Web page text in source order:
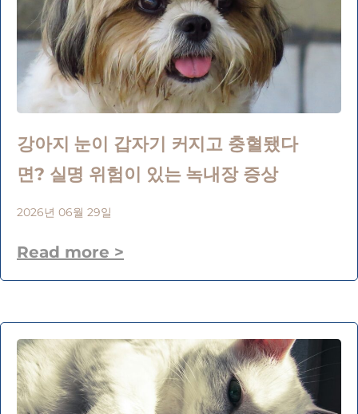
강아지 눈이 갑자기 커지고 충혈됐다
면? 실명 위험이 있는 녹내장 증상
2026년 06월 29일
Read more >